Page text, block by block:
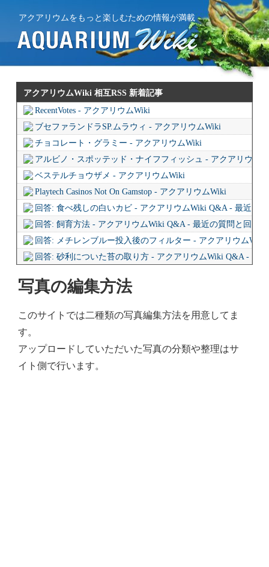
アクアリウムをもっと楽しむための情報が満載
アクアリウムWiki 相互RSS 新着記事
RecentVotes - アクアリウムWiki
ブセファランドラSP.ムラウィ - アクアリウムWiki
チョコレート・グラミー - アクアリウムWiki
アルビノ・スポッテッド・ナイフフィッシュ - アクアリウム
ベステルチョウザメ - アクアリウムWiki
Playtech Casinos Not On Gamstop - アクアリウムWiki
回答: 食べ残しの白いカビ - アクアリウムWiki Q&A - 最近の
回答: 飼育方法 - アクアリウムWiki Q&A - 最近の質問と回答
回答: メチレンブルー投入後のフィルター - アクアリウム
回答: 砂利についた苔の取り方 - アクアリウムWiki Q&A - 最
回答: ガラス面に卵を産まない貝っていますか？ - アクアリ
写真の編集方法
このサイトでは二種類の写真編集方法を用意してま
す。
アップロードしていただいた写真の分類や整理はサ
イト側で行います。